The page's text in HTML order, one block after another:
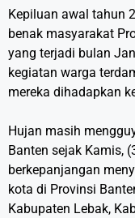
Kepiluan awal tahun
benak masyarakat
yang terjadi bulan
kegiatan warga
mereka dihadapkan
Hujan masih
Banten sejak Kamis,
berkepanjangan
kota di Provinsi
Kabupaten Lebak,